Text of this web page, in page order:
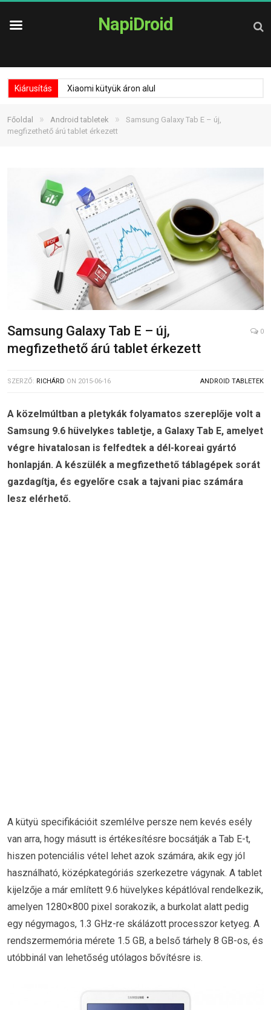
NapiDroid
Kiárusítás Xiaomi kütyük áron alul
Főoldal » Android tabletek »
Samsung Galaxy Tab E – új,
megfizethető árú tablet érkezett
Samsung Galaxy Tab E – új,
megfizethető árú tablet érkezett
0
SZERZŐ: RICHÁRD ON 2015-06-16 ANDROID TABLETEK
A közelmúltban a pletykák folyamatos szereplője volt a
Samsung 9.6 hüvelykes tabletje, a Galaxy Tab E, amelyet
végre hivatalosan is felfedtek a dél-koreai gyártó
honlapján. A készülék a megfizethető táblagépek sorát
gazdagítja, és egyelőre csak a tajvani piac számára
lesz elérhető.
A kütyü specifikációit szemlélve persze nem kevés esély
van arra, hogy másutt is értékesítésre bocsátják a Tab E-t,
hiszen potenciális vétel lehet azok számára, akik egy jól
használható, középkategóriás szerkezetre vágynak. A tablet
kijelzője a már említett 9.6 hüvelykes képátlóval rendelkezik,
amelyen 1280×800 pixel sorakozik, a burkolat alatt pedig
egy négymagos, 1.3 GHz-re skálázott processzor ketyeg. A
rendszermemória mérete 1.5 GB, a belső tárhely 8 GB-os, és
utóbbinál van lehetőség utólagos bővítésre is.